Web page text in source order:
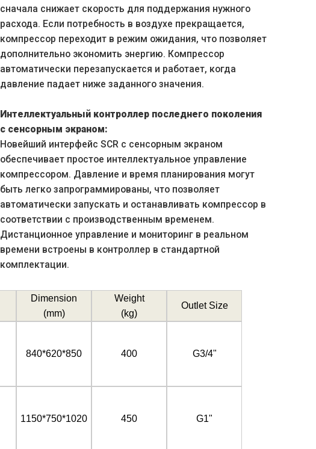
сначала снижает скорость для поддержания нужного
расхода. Если потребность в воздухе прекращается,
компрессор переходит в режим ожидания, что позволяет
дополнительно экономить энергию. Компрессор
автоматически перезапускается и работает, когда
давление падает ниже заданного значения.
Интеллектуальный контроллер последнего поколения
с сенсорным экраном:
Новейший интерфейс SCR с сенсорным экраном
обеспечивает простое интеллектуальное управление
компрессором. Давление и время планирования могут
быть легко запрограммированы, что позволяет
автоматически запускать и останавливать компрессор в
соответствии с производственным временем.
Дистанционное управление и мониторинг в реальном
времени встроены в контроллер в стандартной
комплектации.
Dimension
(mm)
Weight
(kg)
Outlet Size
840*620*850 400 G3/4"
1150*750*1020 450 G1"